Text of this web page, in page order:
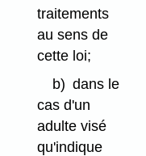
traitements
au sens de
cette loi;
b) dans le
cas d'un
adulte visé
qu'indique